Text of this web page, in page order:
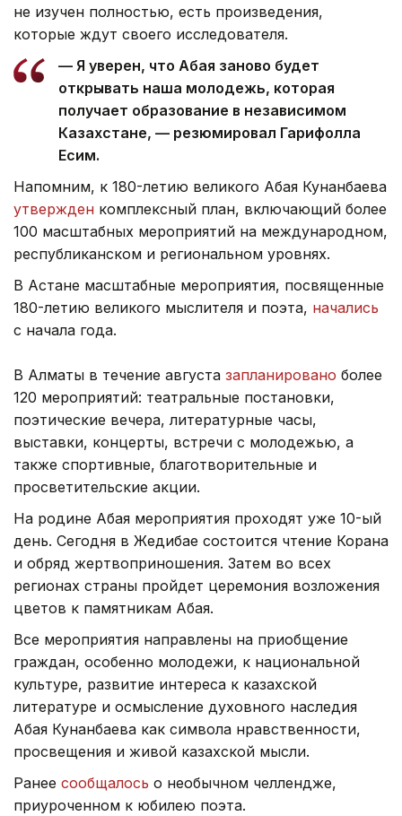
не изучен полностью, есть произведения,
которые ждут своего исследователя.
— Я уверен, что Абая заново будет
открывать наша молодежь, которая
получает образование в независимом
Казахстане, — резюмировал Гарифолла
Есим.
Напомним, к 180-летию великого Абая Кунанбаева
утвержден комплексный план, включающий более
100 масштабных мероприятий на международном,
республиканском и региональном уровнях.
В Астане масштабные мероприятия, посвященные
180-летию великого мыслителя и поэта, начались
с начала года.
В Алматы в течение августа запланировано более
120 мероприятий: театральные постановки,
поэтические вечера, литературные часы,
выставки, концерты, встречи с молодежью, а
также спортивные, благотворительные и
просветительские акции.
На родине Абая мероприятия проходят уже 10-ый
день. Сегодня в Жедибае состоится чтение Корана
и обряд жертвоприношения. Затем во всех
регионах страны пройдет церемония возложения
цветов к памятникам Абая.
Все мероприятия направлены на приобщение
граждан, особенно молодежи, к национальной
культуре, развитие интереса к казахской
литературе и осмысление духовного наследия
Абая Кунанбаева как символа нравственности,
просвещения и живой казахской мысли.
Ранее сообщалось о необычном челлендже,
приуроченном к юбилею поэта.